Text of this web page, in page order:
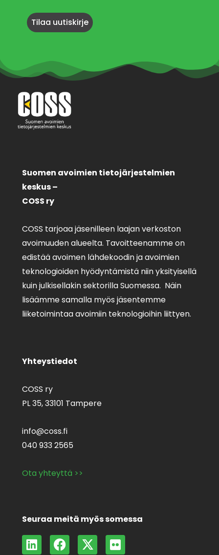
Suomen avoimien tietojärjestelmien
keskus –
COSS ry
COSS tarjoaa jäsenilleen laajan verkoston
avoimuuden alueelta. Tavoitteenamme on
edistää avoimen lähdekoodin ja avoimien
teknologioiden hyödyntämistä niin yksityisellä
kuin julkisellakin sektorilla Suomessa. Näin
lisäämme samalla myös jäsentemme
liiketoimintaa avoimiin teknologioihin liittyen.
Yhteystiedot
COSS ry
PL 35,33101 Tampere
info@coss.fi
040 933 2565
Ota yhteyttä >>
Seuraa meitä myös somessa
L F X F